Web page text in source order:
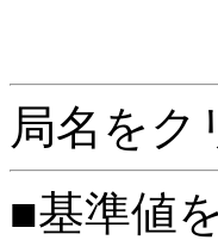
局名をク
■基準値